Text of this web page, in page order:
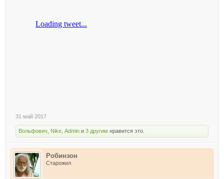
31 май 2017
Вольфович Nike Admin и 3 другим нравится это.
Робинзон
Старожил